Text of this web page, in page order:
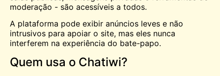
moderação - são acessíveis a todos.
A plataforma pode exibir anúncios leves e não
intrusivos para apoiar o site, mas eles nunca
interferem na experiência do bate-papo.
Quem usa o Chatiwi?